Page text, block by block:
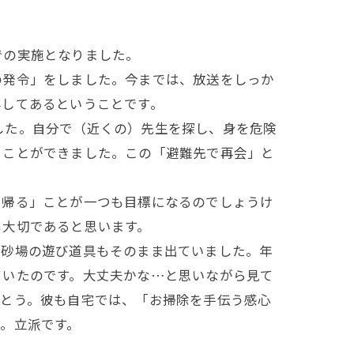
実施となりました。
令」をしました。今までは、放送をしっか
てあるということです。
。自分で（近くの）先生を探し、身を危険
とができました。この「避難先で再会」と
る」ことが一つも目標になるのでしょうけ
切であると思います。
場の遊び道具もそのまま出ていました。年
たのです。大丈夫かな…と思いながら見て
う。彼も自宅では、「お掃除を手伝う感心
派です。